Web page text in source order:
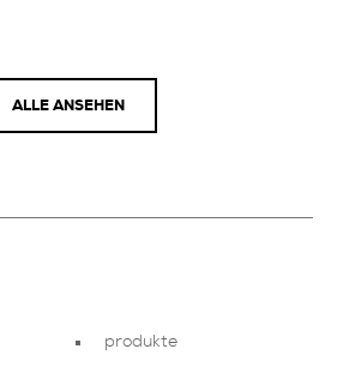
ALLE ANSEHEN
produkte